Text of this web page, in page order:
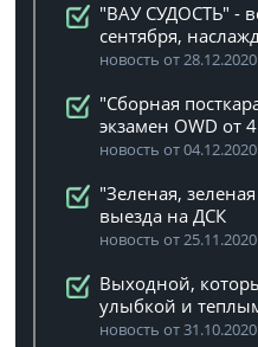
"ВАУ СУДОСТЬ" -
сентября,
новость от 28.12.2020
"Сборная
экзамен OWD от
новость от 04.12.2020
"Зеленая,
выезда на ДСК
новость от 25.11.2020
Выходной,
улыбкой и
новость от 31.10.2020